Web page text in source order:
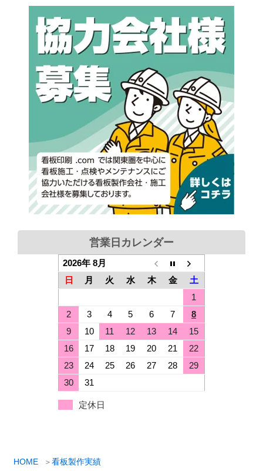
HOME
看板製作実績
営業日カレンダー
2026年 8月
日
月 火 水 木 金
土
1
2
3 4 5 6 7
8
9
10 11 12 13 14
15
16
17 18 19 20 21
22
23
24 25 26 27 28
29
30
31
定休日